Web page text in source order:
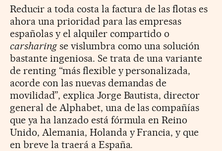
Reducir a toda costa la factura de las flotas es
ahora una prioridad para las empresas
españolas y el alquiler compartido o
carsharingse vislumbra como una solución
bastante ingeniosa. Se trata de una variante
de renting “más flexible y personalizada,
acorde con las nuevas demandas de
movilidad”, explica Jorge Bautista, director
general de Alphabet, una de las compañías
que ya ha lanzado está fórmula en Reino
Unido, Alemania, Holanda y Francia, y que
en breve la traerá a España.